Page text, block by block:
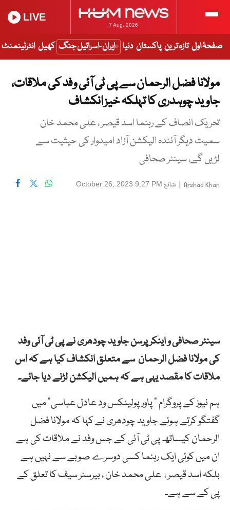
7 Aug, 2026
LIVE
صفحۂ اول تازہ ترین پاکستان دنیا ایران-اسرائیل جنگ کھیل انٹرٹینمنٹ
مولانا فضل الرحمان سے پی ٹی آئی وفد کی ملاقات،
جاوید چوہدری کا تہلکہ خیز انکشاف
تحریک انصاف کے رہنما اسد قیصر ، علی محمد خان
سمیت دیگر آئندہ الیکشن آزاد امیدوار کی حیثیت سے
لڑیں گے، سینئر صحافی
Arshad Khan
| شائع October 26, 2023 9:27 PM
سینئر صحافی و اینکر پرسن جاوید چودھری نے پی ٹی آئی وفد
کی مولانا فضل الرحمان سے متعلق انکشاف کیا ہے کہ اس
ملاقات کا مقصد یہی ہے کہ ہمیں الیکشن لڑنے دیا جائے۔
ہم نیوز کے پروگرام ” پاورپولیٹکس ود عادل عباسی” میں
گفتگو کرتے ہوئے جاوید چودھری نے کہا کہ مولانا فضل
الرحمان کیساتھ پی ٹی آئی کے جس وفد نے ملاقات کی ہے
ان میں کوئی ایک رہنما کسی دوسرے صوبے سے نہیں ہے
بلکہ اسد قیصر ، علی محمد خان ، بیرسٹر سیف کا تعلق کے
پی کے سے ہے۔